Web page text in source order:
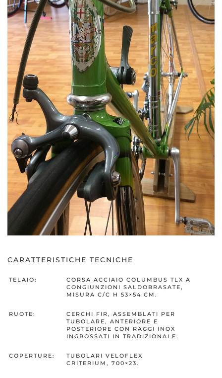
CARATTERISTICHE TECNICHE
TELAIO:
CORSA ACCIAIO COLUMBUS TLX A
CONGIUNZIONI SALDOBRASATE,
MISURA C/C H 53×54 CM.
RUOTE:
CERCHI FIR, ASSEMBLATI PER
TUBOLARE, ANTERIORE E
POSTERIORE CON RAGGI INOX
INGROSSATI IN TRADIZIONALE.
COPERTURE:
TUBOLARI VELOFLEX
CRITERIUM, 700×23.